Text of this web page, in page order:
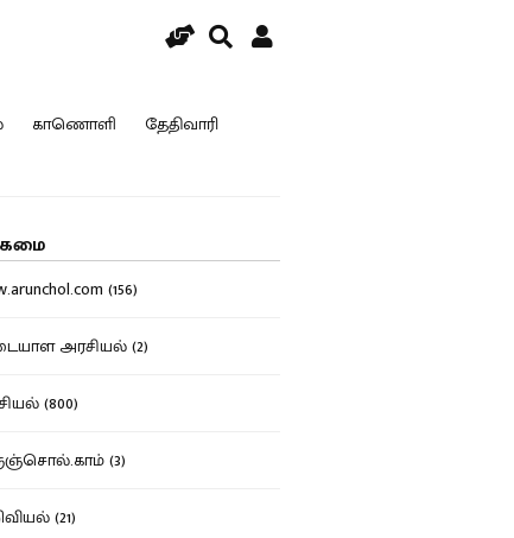
காணொளி தேதிவாரி
(156)
அரசியல் (2)
(800)
(3)
(21)